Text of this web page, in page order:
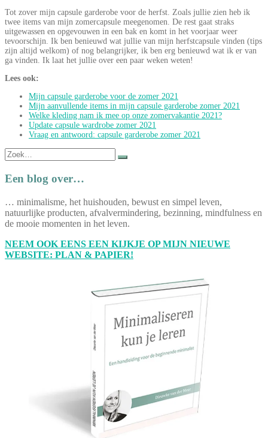
Tot zover mijn capsule garderobe voor de herfst. Zoals jullie zien heb ik
twee items van mijn zomercapsule meegenomen. De rest gaat straks
uitgewassen en opgevouwen in een bak en komt in het voorjaar weer
tevoorschijn. Ik ben benieuwd wat jullie van mijn herfstcapsule vinden (tips
zijn altijd welkom) of nog belangrijker, ik ben erg benieuwd wat ik er van
ga vinden. Ik laat het jullie over een paar weken weten!
Lees ook:
Mijn capsule garderobe voor de zomer 2021
Mijn aanvullende items in mijn capsule garderobe zomer 2021
Welke kleding nam ik mee op onze zomervakantie 2021?
Update capsule wardrobe zomer 2021
Vraag en antwoord: capsule garderobe zomer 2021
Zoek
naar:
Een blog over…
… minimalisme, het huishouden, bewust en simpel leven,
natuurlijke producten, afvalvermindering, bezinning, mindfulness en
de mooie momenten in het leven.
NEEM OOK EENS EEN KIJKJE OP MIJN NIEUWE
WEBSITE: PLAN & PAPIER!